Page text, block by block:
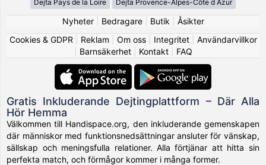
Dejta Pays de la Loire Dejta Provence-Alpes-Côte d Azur
Nyheter| Bedragare| Butik
Åsikter
Cookies & GDPR
Reklam Om oss| Integritet| Användarvillkor
Barnsäkerhet| Kontakt| FAQ
Gratis Inkluderande Dejtingplattform – Där Alla
Hör Hemma
Välkommen till Handispace.org, den inkluderande gemenskapen
där människor med funktionsnedsättningar ansluter för vänskap,
sällskap och meningsfulla relationer. Alla förtjänar att hitta sin
perfekta match, och förmågor kommer i många former.